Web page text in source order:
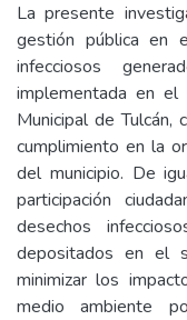
La presente
gestión pública en
infecciosos
implementada en el
Municipal de
cumplimiento en la
del municipio. De
participación
desechos
depositados en el
minimizar los
medio ambiente